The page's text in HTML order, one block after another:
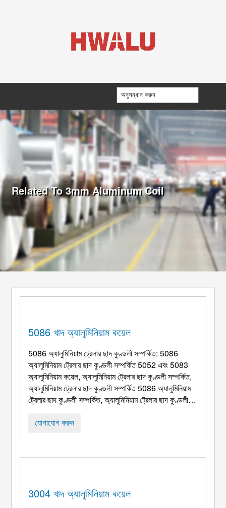
Related To 3mm Aluminum Coil
5086 খাদ অ্যালুমিনিয়াম কয়েল
5086 অ্যালুমিনিয়াম ট্রেলার ছাদ কুণ্ডলী সম্পর্কিত: 5086
অ্যালুমিনিয়াম ট্রেলার ছাদ কুণ্ডলী সম্পর্কিত 5052 এবং 5083
অ্যালুমিনিয়াম কয়েল, অ্যালুমিনিয়াম ট্রেলার ছাদ কুণ্ডলী সম্পর্কিত,
অ্যালুমিনিয়াম ট্রেলার ছাদ কুণ্ডলী সম্পর্কিত 5086 অ্যালুমিনিয়াম
ট্রেলার ছাদ কুণ্ডলী সম্পর্কিত, অ্যালুমিনিয়াম ট্রেলার ছাদ কুণ্ডলী
অ্যালুমিনিয়াম ট্রেলার ছাদ কুণ্ডলী সম্পর্কিত 5086 অ্যালুমিনু ...
যোগাযোগ করুন
3004 খাদ অ্যালুমিনিয়াম কয়েল